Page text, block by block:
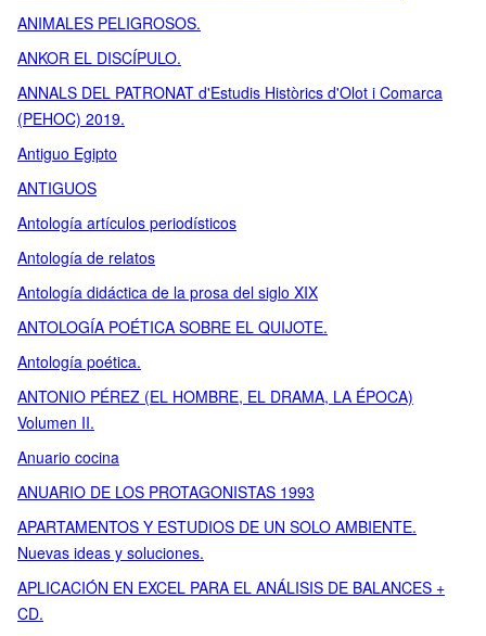
ANIMALES PELIGROSOS.
ANKOR EL DISCÍPULO.
ANNALS DEL PATRONAT d'Estudis Històrics d'Olot i Comarca
(PEHOC) 2019.
Antiguo Egipto
ANTIGUOS
Antología artículos periodísticos
Antología de relatos
Antología didáctica de la prosa del siglo XIX
ANTOLOGÍA POÉTICA SOBRE EL QUIJOTE.
Antología poética.
ANTONIO PÉREZ (EL HOMBRE, EL DRAMA, LA ÉPOCA)
Volumen II.
Anuario cocina
ANUARIO DE LOS PROTAGONISTAS 1993
APARTAMENTOS Y ESTUDIOS DE UN SOLO AMBIENTE.
Nuevas ideas y soluciones.
APLICACIÓN EN EXCEL PARA EL ANÁLISIS DE BALANCES +
CD.